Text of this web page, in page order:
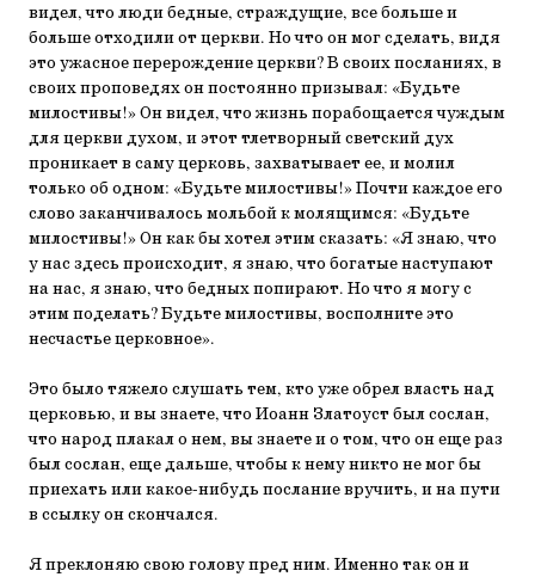
видел, что люди бедные, страждущие, все больше и
больше отходили от церкви. Но что он мог сделать, видя
это ужасное перерождение церкви? В своих посланиях, в
своих проповедях он постоянно призывал: «Будьте
милостивы!» Он видел, что жизнь порабощается чуждым
для церкви духом, и этот тлетворный светский дух
проникает в саму церковь, захватывает ее, и молил
только об одном: «Будьте милостивы!» Почти каждое его
слово заканчивалось мольбой к молящимся: «Будьте
милостивы!» Он как бы хотел этим сказать: «Я знаю, что
у нас здесь происходит, я знаю, что богатые наступают
на нас, я знаю, что бедных попирают. Но что я могу с
этим поделать? Будьте милостивы, восполните это
несчастье церковное».
Это было тяжело слушать тем, кто уже обрел власть над
церковью, и вы знаете, что Иоанн Златоуст был сослан,
что народ плакал о нем, вы знаете и о том, что он еще раз
был сослан, еще дальше, чтобы к нему никто не мог бы
приехать или какое-нибудь послание вручить, и на пути
в ссылку он скончался.
Я преклоняю свою голову пред ним. Именно так он и